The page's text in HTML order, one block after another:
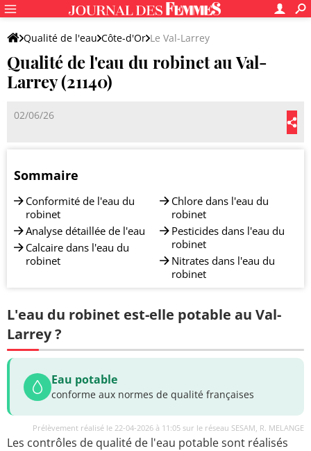
Qualité de l'eau Côte-d'Or Le Val-Larrey
Qualité de l'eau du robinet au Val-
Larrey (21140)
02/06/26
Sommaire
Conformité de l'eau du
robinet
Analyse détaillée de l'eau
Calcaire dans l'eau du
robinet
Chlore dans l'eau du
robinet
Pesticides dans l'eau du
robinet
Nitrates dans l'eau du
robinet
L'eau du robinet est-elle potable au Val-
Larrey ?
Eau potable
conforme aux normes de qualité françaises
Prélèvement réalisé le 22-04-2026 à 11:05 sur le réseau SESAM, R. MELANGE
Les contrôles de qualité de l'eau potable sont réalisés